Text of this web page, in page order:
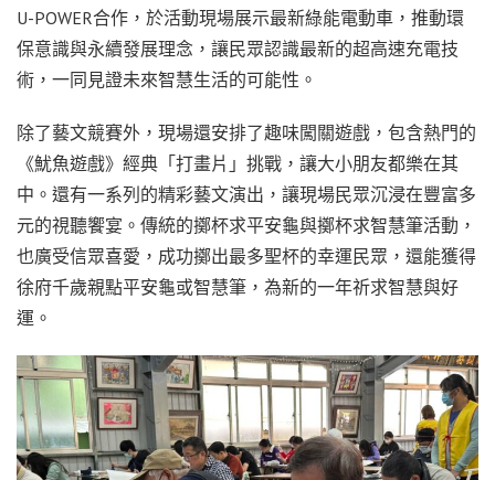
U-POWER合作，於活動現場展示最新綠能電動車，推動環
保意識與永續發展理念，讓民眾認識最新的超高速充電技
術，一同見證未來智慧生活的可能性。
除了藝文競賽外，現場還安排了趣味闖關遊戲，包含熱門的
《魷魚遊戲》經典「打畫片」挑戰，讓大小朋友都樂在其
中。還有一系列的精彩藝文演出，讓現場民眾沉浸在豐富多
元的視聽饗宴。傳統的擲杯求平安龜與擲杯求智慧筆活動，
也廣受信眾喜愛，成功擲出最多聖杯的幸運民眾，還能獲得
徐府千歲親點平安龜或智慧筆，為新的一年祈求智慧與好
運。